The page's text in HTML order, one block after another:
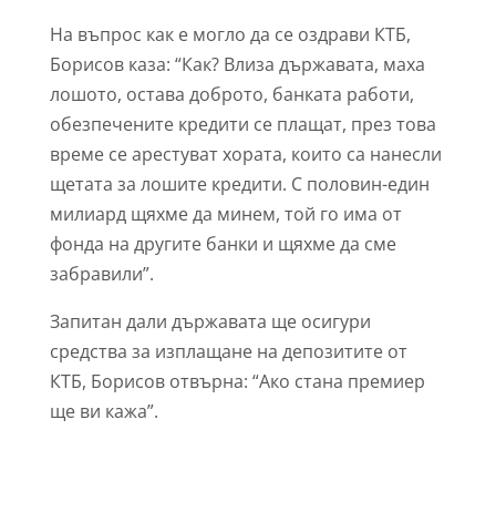
На въпрос как е могло да се оздрави КТБ,
Борисов каза: “Как? Влиза държавата, маха
лошото, остава доброто, банката работи,
обезпечените кредити се плащат, през това
време се арестуват хората, които са нанесли
щетата за лошите кредити. С половин-един
милиард щяхме да минем, той го има от
фонда на другите банки и щяхме да сме
забравили”.
Запитан дали държавата ще осигури
средства за изплащане на депозитите от
КТБ, Борисов отвърна: “Ако стана премиер
ще ви кажа”.